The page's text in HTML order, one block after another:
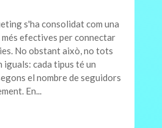
s'ha consolidat com una
efectives per connectar
No obstant això, no tots
iguals: cada tipus té un
el nombre de seguidors
En...